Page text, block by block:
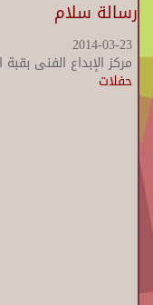
رسالة سلام
2014-03-23
مركز الإبداع الفنى
حفلات